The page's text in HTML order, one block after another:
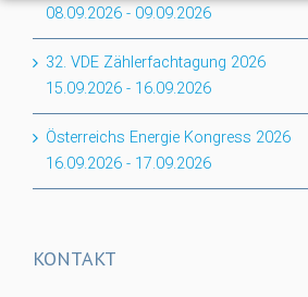
08.09.2026 - 09.09.2026
32. VDE Zählerfachtagung 2026
15.09.2026 - 16.09.2026
Österreichs Energie Kongress 2026
16.09.2026 - 17.09.2026
KONTAKT